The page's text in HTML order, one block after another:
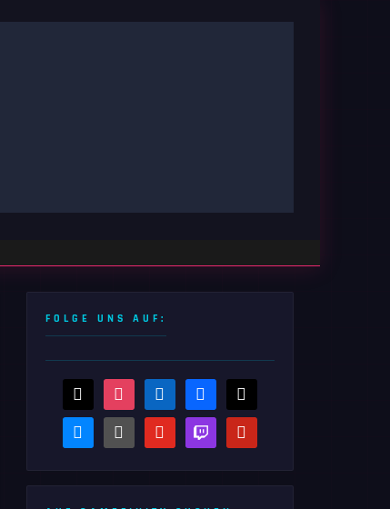
FOLGE UNS AUF:
threads instagramlinkedin facebook
bluesky steam-
square
youtubetwitch pinterest